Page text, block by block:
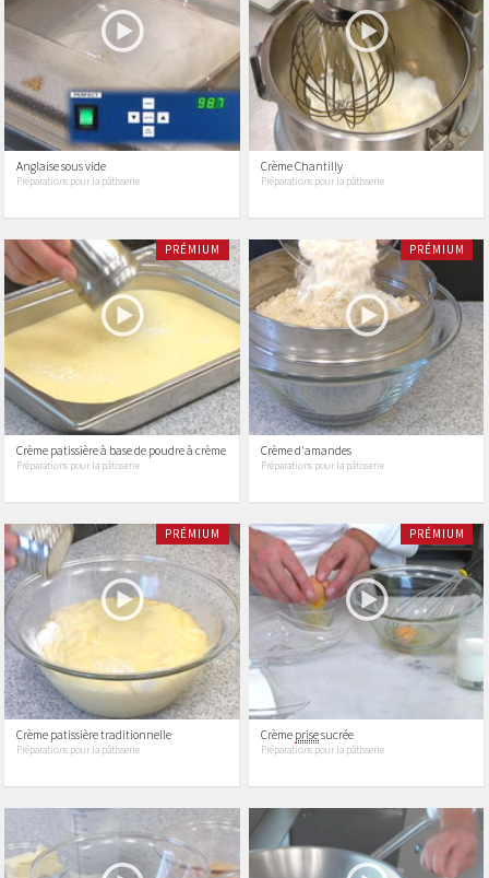
Anglaise sous vide
Préparations pour la pâtisserie
Crème Chantilly
Préparations pour la pâtisserie
PRÉMIUM
Crème patissière à base de poudre à crème
Préparations pour la pâtisserie
PRÉMIUM
Crème d'amandes
Préparations pour la pâtisserie
PRÉMIUM
Crème patissière traditionnelle
Préparations pour la pâtisserie
PRÉMIUM
Crème prisesucrée
Préparations pour la pâtisserie